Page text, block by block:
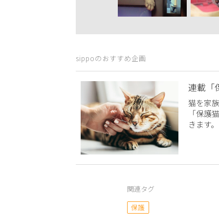
sippoのおすすめ企画
連載「
猫を家
「保護
きます。
関連タグ
保護